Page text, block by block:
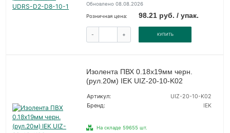
Обновлено 08.08.2026
Розничная цена: 98.21 руб. / упак.
- + КУПИТЬ
Изолента ПВХ 0.18х19мм черн.
(рул.20м) IEK UIZ-20-10-K02
Артикул:
UIZ-20-10-K02
Бренд:
IEK
На складе 59655 шт.